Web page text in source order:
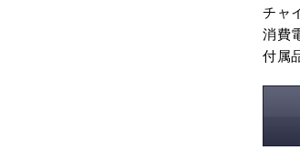
チャ
消費
付属